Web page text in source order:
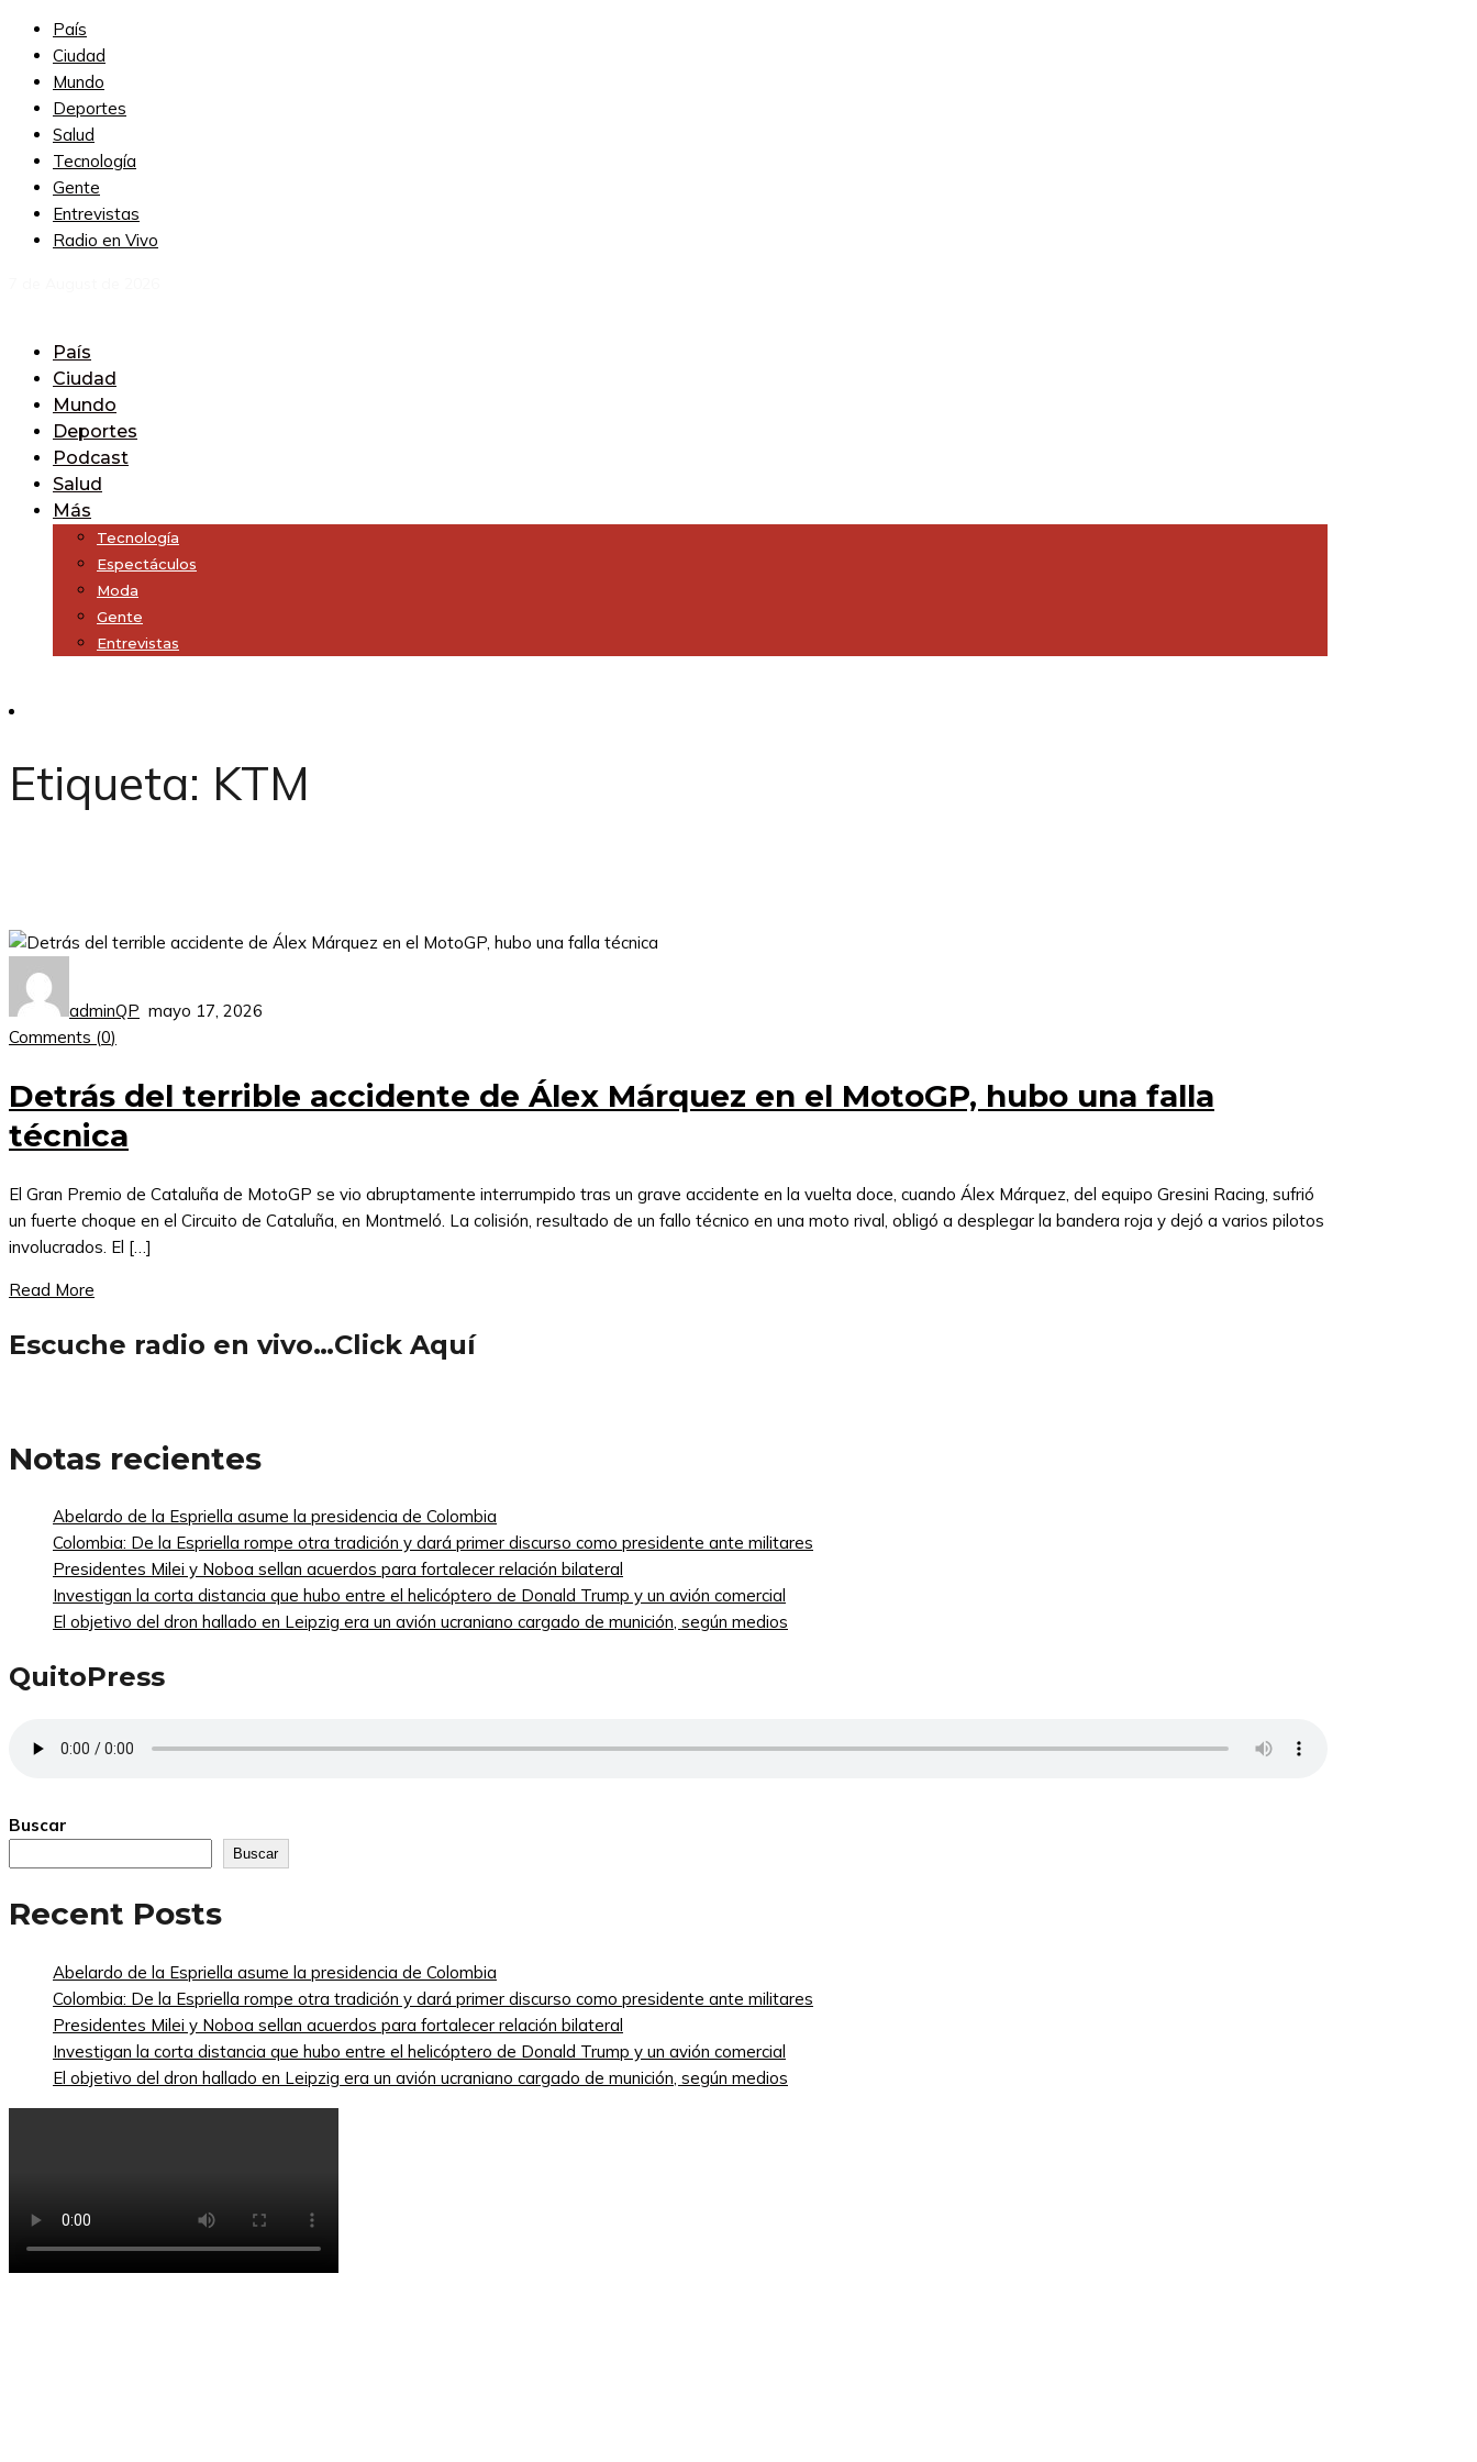
País
Ciudad
Mundo
Deportes
Salud
Tecnología
Gente
Entrevistas
Radio en Vivo
País
Ciudad
Mundo
Deportes
Podcast
Salud
Más
Tecnología
Espectáculos
Moda
Gente
Entrevistas
Etiqueta: KTM
adminQP mayo 17, 2026
Comments (0)
Detrás del terrible accidente de Álex Márquez en el MotoGP, hubo una falla
técnica
El Gran Premio de Cataluña de MotoGP se vio abruptamente interrumpido tras un grave accidente en la vuelta doce, cuando Álex Márquez, del equipo Gresini Racing, sufrió
un fuerte choque en el Circuito de Cataluña, en Montmeló. La colisión, resultado de un fallo técnico en una moto rival, obligó a desplegar la bandera roja y dejó a varios pilotos
involucrados. El […]
Read More
Escuche radio en vivo…Click Aquí
Notas recientes
Abelardo de la Espriella asume la presidencia de Colombia
Colombia: De la Espriella rompe otra tradición y dará primer discurso como presidente ante militares
Presidentes Milei y Noboa sellan acuerdos para fortalecer relación bilateral
Investigan la corta distancia que hubo entre el helicóptero de Donald Trump y un avión comercial
El objetivo del dron hallado en Leipzig era un avión ucraniano cargado de munición, según medios
QuitoPress
Buscar
Buscar
Recent Posts
Abelardo de la Espriella asume la presidencia de Colombia
Colombia: De la Espriella rompe otra tradición y dará primer discurso como presidente ante militares
Presidentes Milei y Noboa sellan acuerdos para fortalecer relación bilateral
Investigan la corta distancia que hubo entre el helicóptero de Donald Trump y un avión comercial
El objetivo del dron hallado en Leipzig era un avión ucraniano cargado de munición, según medios